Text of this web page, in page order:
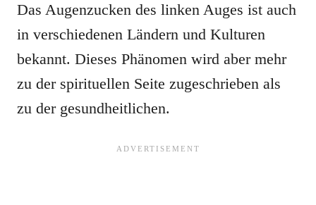
Das Augenzucken des linken Auges ist auch
in verschiedenen Ländern und Kulturen
bekannt. Dieses Phänomen wird aber mehr
zu der spirituellen Seite zugeschrieben als
zu der gesundheitlichen.